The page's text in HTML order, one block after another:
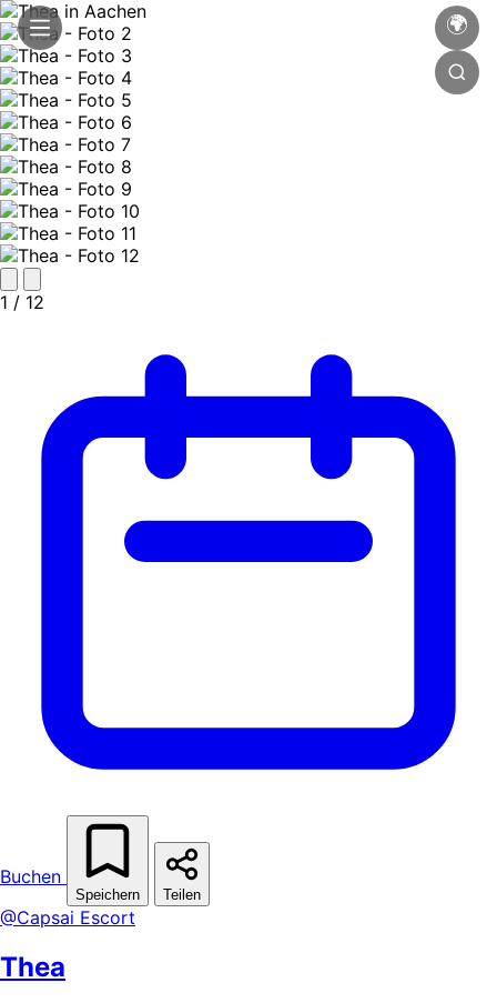
🌍
1 / 12
Buchen
Speichern Teilen
@Capsai Escort
Thea